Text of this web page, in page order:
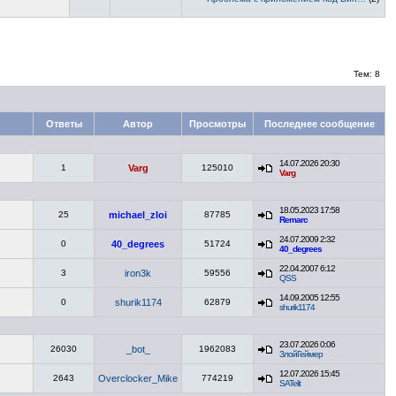
Тем: 8
Ответы Автор Просмотры Последнее сообщение
1 Varg 125010
14.07.2026 20:30
Varg
25 michael_zloi 87785
18.05.2023 17:58
Remarc
0 40_degrees 51724
24.07.2009 2:32
40_degrees
3 iron3k 59556
22.04.2007 6:12
QSS
0 shurik1174 62879
14.09.2005 12:55
shurik1174
26030 _bot_ 1962083
23.07.2026 0:06
ЗлойГеймер
2643 Overclocker_Mike 774219
12.07.2026 15:45
SATelit